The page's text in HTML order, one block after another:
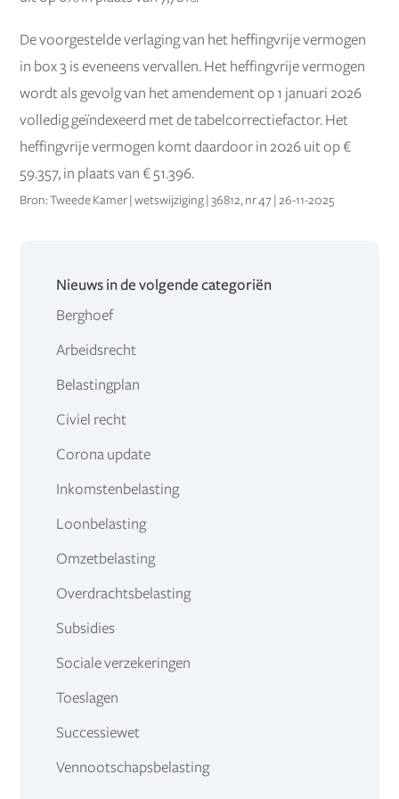
De voorgestelde verlaging van het heffingvrije vermogen
in box 3 is eveneens vervallen. Het heffingvrije vermogen
wordt als gevolg van het amendement op 1 januari 2026
volledig geïndexeerd met de tabelcorrectiefactor. Het
heffingvrije vermogen komt daardoor in 2026 uit op €
59.357, in plaats van € 51.396.
Bron: Tweede Kamer | wetswijziging | 36812, nr 47 | 26-11-2025
Nieuws in de volgende categoriën
Berghoef
Arbeidsrecht
Belastingplan
Civiel recht
Corona update
Inkomstenbelasting
Loonbelasting
Omzetbelasting
Overdrachtsbelasting
Subsidies
Sociale verzekeringen
Toeslagen
Successiewet
Vennootschapsbelasting